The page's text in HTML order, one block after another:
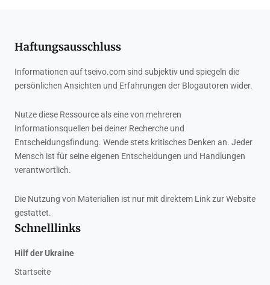
Haftungsausschluss
Informationen auf tseivo.com sind subjektiv und spiegeln die
persönlichen Ansichten und Erfahrungen der Blogautoren wider.
Nutze diese Ressource als eine von mehreren
Informationsquellen bei deiner Recherche und
Entscheidungsfindung. Wende stets kritisches Denken an. Jeder
Mensch ist für seine eigenen Entscheidungen und Handlungen
verantwortlich.
Die Nutzung von Materialien ist nur mit direktem Link zur Website
gestattet.
Schnelllinks
Hilf der Ukraine
Startseite